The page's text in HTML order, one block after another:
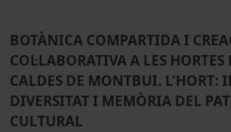
BOTÀNICA COMPARTIDA I
COL·LABORATIVA A LES
CALDES DE MONTBUI. L’HORT:
DIVERSITAT I MEMÒRIA DEL
CULTURAL